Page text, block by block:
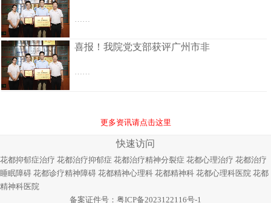
……
喜报！我院党支部获评广州市非
……
更多资讯请点击这里
快速访问
花都抑郁症治疗 花都治疗抑郁症 花都治疗精神分裂症 花都心理治疗 花都治疗
睡眠障碍 花都诊疗精神障碍 花都精神心理科 花都精神科 花都心理科医院 花都
精神科医院
备案证件号： 粤ICP备2023122116号-1